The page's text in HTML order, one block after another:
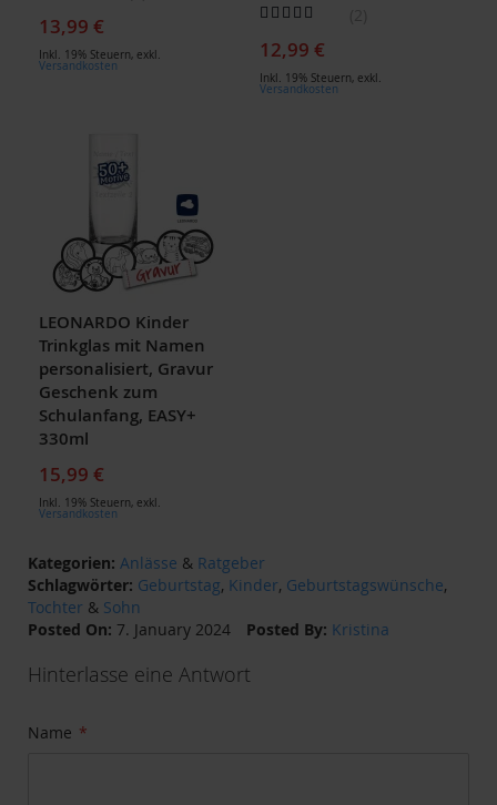
13,99 €
Inkl. 19% Steuern, exkl.
Versandkosten
Bewertung:
12,99 €
Inkl. 19% Steuern, exkl.
Versandkosten
LEONARDO Kinder
Trinkglas mit Namen
personalisiert, Gravur
Geschenk zum
Schulanfang, EASY+
330ml
15,99 €
Inkl. 19% Steuern, exkl.
Versandkosten
Kategorien: Anlässe & Ratgeber
Schlagwörter: Geburtstag, Kinder, Geburtstagswünsche,
Tochter & Sohn
Posted On: 7. January 2024 Posted By: Kristina
Hinterlasse eine Antwort
Name